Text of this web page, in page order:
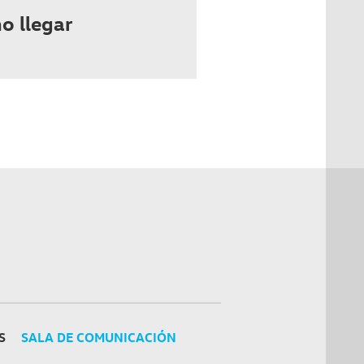
llegar
SALA DE COMUNICACIÓN